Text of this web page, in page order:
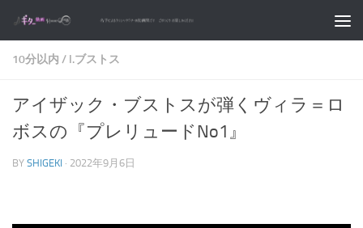
コンテンツへスキップ
10分以内 / I.ブストス
アイザック・ブストスが弾くヴィラ＝ロ
ボスの『プレリュードNo1』
BY SHIGEKI · 2022年9月6日